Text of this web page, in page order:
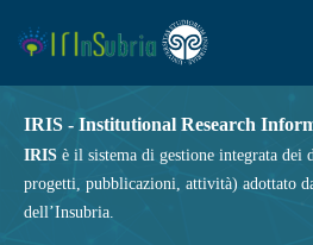
IRIS - Institutional Research
IRIS è il sistema di gestione integrata dei
progetti, pubblicazioni, attività) adottato
dell’Insubria.